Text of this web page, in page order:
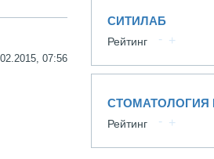
07:56
СИТИЛАБ
Рейтинг
СТОМАТОЛОГИЯ
Рейтинг